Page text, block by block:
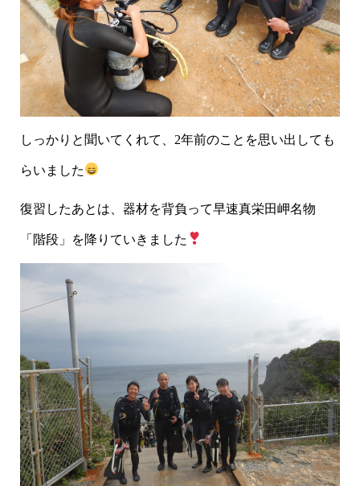
しっかりと聞いてくれて、2年前のことを思い出しても
らいました
復習したあとは、器材を背負って早速真栄田岬名物
「階段」を降りていきました